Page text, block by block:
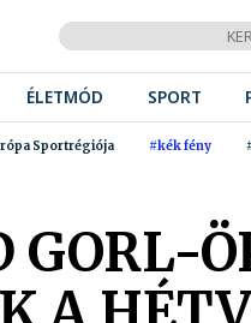
ÉLETMÓD SPORT
Sportrégiója #kék fény
GORL-